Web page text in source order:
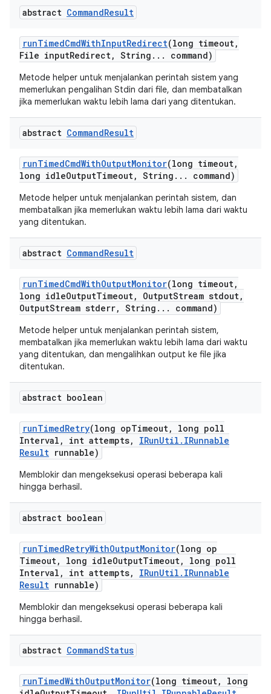
abstract CommandResult
runTimedCmdWithInputRedirect(long timeout,
File inputRedirect, String . . . command)
Metode helper untuk menjalankan perintah sistem yang
memerlukan pengalihan Stdin dari file, dan membatalkan
jika memerlukan waktu lebih lama dari yang ditentukan.
abstract CommandResult
runTimedCmdWithOutputMonitor(long timeout,
long idleOutputTimeout, String . . . command)
Metode helper untuk menjalankan perintah sistem, dan
membatalkan jika memerlukan waktu lebih lama dari waktu
yang ditentukan.
abstract CommandResult
runTimedCmdWithOutputMonitor(long timeout,
long idleOutputTimeout, OutputStream stdout,
OutputStream stderr, String . . . command)
Metode helper untuk menjalankan perintah sistem,
membatalkan jika memerlukan waktu lebih lama dari waktu
yang ditentukan, dan mengalihkan output ke file jika
ditentukan.
abstract boolean
runTimedRetry(long opTimeout,
long poll
Interval , int attempts, IRunUtil . IRunnable
Result runnable)
Memblokir dan mengeksekusi operasi beberapa kali
hingga berhasil.
abstract boolean
runTimedRetryWithOutputMonitor(long op
Timeout, long idleOutputTimeout,
long poll
Interval , int attempts, IRunUtil . IRunnable
Result runnable)
Memblokir dan mengeksekusi operasi beberapa kali
hingga berhasil.
abstract CommandStatus
runTimedWithOutputMonitor(long timeout,
long